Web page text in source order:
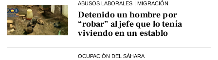
ABUSOS LABORALES MIGRACIÓN
Detenido un hombre por
“robar” al jefe que lo tenía
viviendo en un establo
OCUPACIÓN DEL SÁHARA